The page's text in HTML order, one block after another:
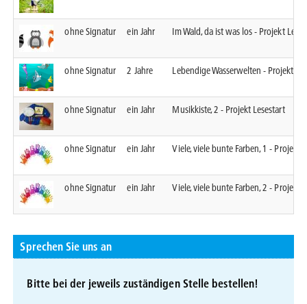
ohne Signatur ein Jahr Im Wald, da ist was los - Projekt
ohne Signatur 2 Jahre Lebendige Wasserwelten - Projekt
ohne Signatur ein Jahr Musikkiste, 2 - Projekt Lesestart
ohne Signatur ein Jahr Viele, viele bunte Farben, 1 - Projekt
ohne Signatur ein Jahr Viele, viele bunte Farben, 2 - Projekt
Sprechen Sie uns an
Bitte bei der jeweils zuständigen Stelle bestellen!